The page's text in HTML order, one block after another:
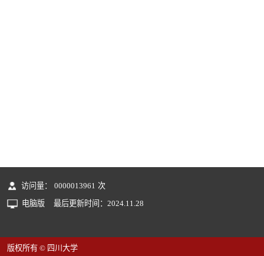
访问量： 0000013961 次
电脑版
最后更新时间： 2024. 11 28
版权所有 © 四川大学